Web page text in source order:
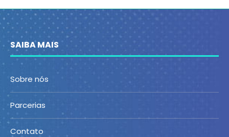
SAIBA MAIS
Sobre nós
Parcerias
Contato